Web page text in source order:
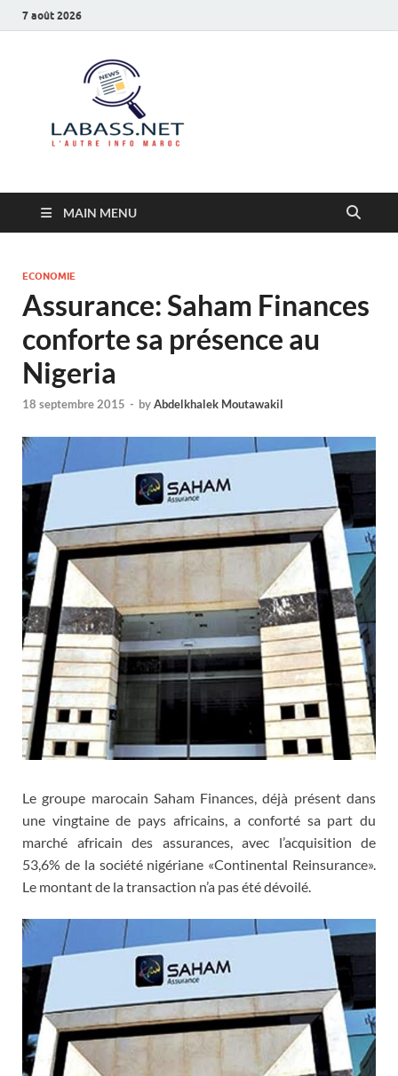
7 août 2026
MAIN MENU
ECONOMIE
Assurance: Saham Finances
conforte sa présence au
Nigeria
18 septembre 2015 - byAbdelkhalek Moutawakil
Le groupe marocain Saham Finances, déjà présent dans
une vingtaine de pays africains, a conforté sa part du
marché africain des assurances, avec l’acquisition de
53,6% de la société nigériane «Continental Reinsurance».
Le montant de la transaction n’a pas été dévoilé.